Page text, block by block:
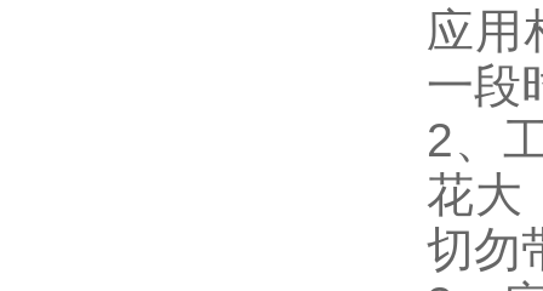
应用
一段
2、
花大
切勿